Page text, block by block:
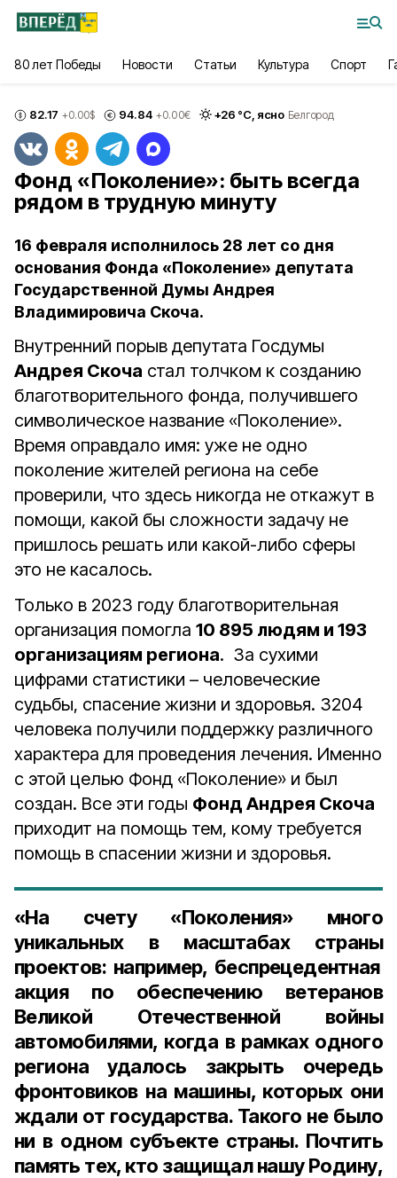
80 лет Победы Новости Статьи Культура Спорт
82.17 +0.00$ 94.84 +0.00€ +26 °С, ясно Белгород
Фонд «Поколение»: быть всегда
рядом в трудную минуту
16 февраля исполнилось 28 лет со дня
основания Фонда «Поколение» депутата
Государственной Думы Андрея
Владимировича Скоча.
Внутренний порыв депутата Госдумы
Андрея Скоча стал толчком к созданию
благотворительного фонда, получившего
символическое название «Поколение».
Время оправдало имя: уже не одно
поколение жителей региона на себе
проверили, что здесь никогда не откажут в
помощи, какой бы сложности задачу не
пришлось решать или какой-либо сферы
это не касалось.
Только в 2023 году благотворительная
организация помогла 10 895 людям и 193
организациям региона. За сухими
цифрами статистики – человеческие
судьбы, спасение жизни и здоровья. 3204
человека получили поддержку различного
характера для проведения лечения. Именно
с этой целью Фонд «Поколение» и был
создан. Все эти годы Фонд Андрея Скоча
приходит на помощь тем, кому требуется
помощь в спасении жизни и здоровья.
«На счету «Поколения» много
уникальных в масштабах страны
проектов: например, беспрецедентная
акция по обеспечению ветеранов
Великой Отечественной войны
автомобилями, когда в рамках одного
региона удалось закрыть очередь
фронтовиков на машины, которых они
ждали от государства. Такого не было
ни в одном субъекте страны. Почтить
память тех, кто защищал нашу Родину,